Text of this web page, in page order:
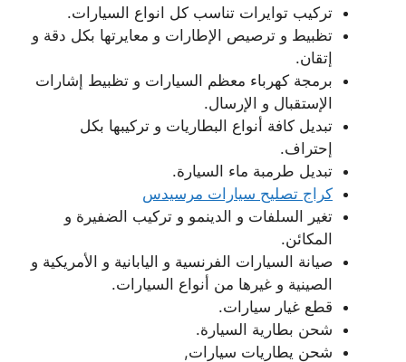
تركيب توايرات تناسب كل انواع السيارات.
تظبيط و ترصيص الإطارات و معايرتها بكل دقة و
إتقان.
برمجة كهرباء معظم السيارات و تظبيط إشارات
الإستقبال و الإرسال.
تبديل كافة أنواع البطاريات و تركيبها بكل
إحتراف.
تبديل طرمبة ماء السيارة.
كراج تصليح سيارات مرسيدس
تغير السلفات و الدينمو و تركيب الضفيرة و
المكائن.
صيانة السيارات الفرنسية و اليابانية و الأمريكية و
الصينية و غيرها من أنواع السيارات.
قطع غيار سيارات.
شحن بطارية السيارة.
شحن يطاريات سيارات,